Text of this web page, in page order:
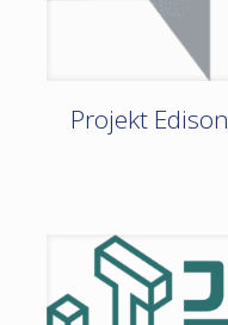
Projekt Edison